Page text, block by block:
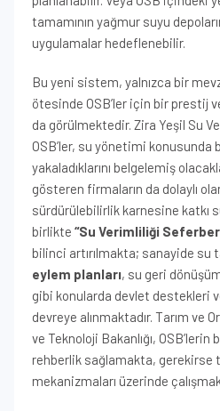
tamamının yağmur suyu
uygulamalar hedeflenebilir.
Bu yeni sistem, yalnızca bir
ötesinde OSB’ler için bir prestij
da görülmektedir. Zira Yeşil Su
OSB’ler, su yönetimi konusunda
yakaladıklarını belgelemiş
gösteren firmaların da dolaylı
sürdürülebilirlik karnesine katkı
birlikte “Su Verimliliği
bilinci artırılmakta; sanayide su
eylem planları, su geri
gibi konularda devlet destekleri
devreye alınmaktadır. Tarım ve
ve Teknoloji Bakanlığı,
rehberlik sağlamakta, gerekirse
mekanizmaları üzerinde